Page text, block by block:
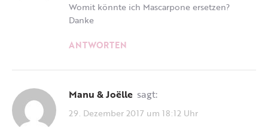
Womit könnte ich Mascarpone ersetzen?
Danke
ANTWORTEN
Manu & Joëlle sagt:
29. Dezember 2017 um 18:12 Uhr